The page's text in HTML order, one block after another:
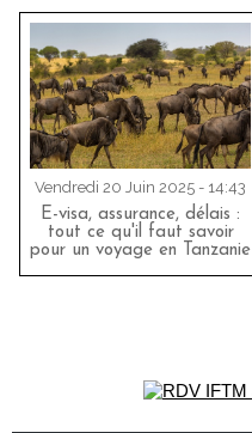
Vendredi 20 Juin 2025 - 14:43
E-visa, assurance, délais :
tout ce qu'il faut savoir
pour un voyage en Tanzanie